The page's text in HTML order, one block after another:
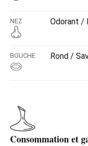
NEZ Odorant /
BOUCHE Rond /
Consommation et